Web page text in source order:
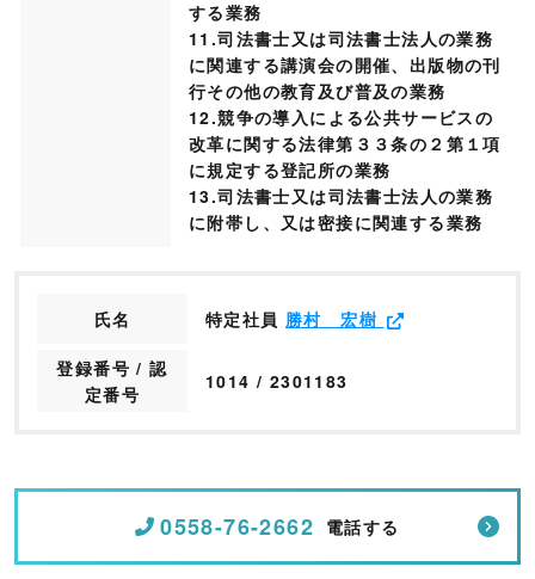
する業務
11.司法書士又は司法書士法人の業務
に関連する講演会の開催、出版物の刊
行その他の教育及び普及の業務
12.競争の導入による公共サービスの
改革に関する法律第３３条の２第１項
に規定する登記所の業務
13.司法書士又は司法書士法人の業務
に附帯し、又は密接に関連する業務
氏名 特定社員 勝村 宏樹
登録番号 / 認
定番号
1014 / 2301183
0558-76-2662 電話する